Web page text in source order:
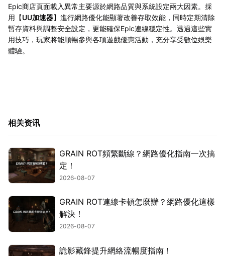
Epic商店頁面載入異常主要源於網路品質與系統設定兩大因素。採
用【UU加速器】進行網路優化能顯著改善存取效能，同時定期清除
暫存資料與調整安全設定，更能確保Epic連線穩定性。透過這些實
用技巧，玩家將能順暢參與各項遊戲優惠活動，充分享受數位娛樂
體驗。
相关资讯
GRAIN ROT頻繁斷線？網路優化指南一次搞
定！
2026-08-07
GRAIN ROT連線卡頓怎麼辦？網路優化這樣
解決！
2026-08-07
詭影藏鋒提升網絡流暢度指南！